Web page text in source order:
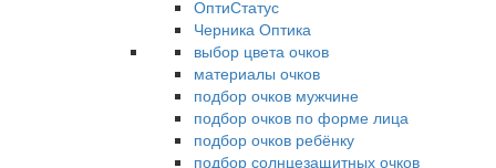
ОптиСтатус
Черника Оптика
выбор цвета очков
материалы очков
подбор очков мужчине
подбор очков по форме лица
подбор очков ребёнку
подбор солнцезащитных очков